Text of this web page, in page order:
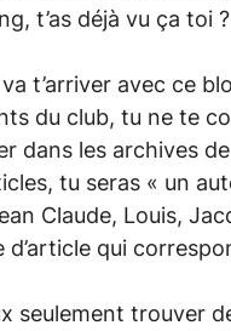
t’as déjà vu ça toi ?
t’arriver avec ce
du club, tu ne te
dans les archives
tu seras « un
Claude, Louis,
qui
seulement trouver